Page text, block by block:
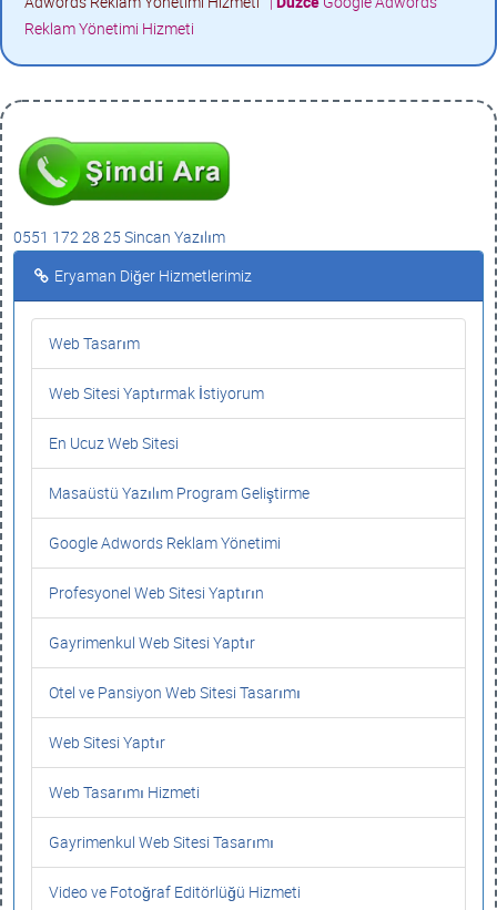
Reklam Yönetimi Hizmeti
0551 172 28 25 Sincan Yazılım
Eryaman Diğer Hizmetlerimiz
Web Tasarım
Web Sitesi Yaptırmak İstiyorum
En Ucuz Web Sitesi
Masaüstü Yazılım Program Geliştirme
Google Adwords Reklam Yönetimi
Profesyonel Web Sitesi Yaptırın
Gayrimenkul Web Sitesi Yaptır
Otel ve Pansiyon Web Sitesi Tasarımı
Web Sitesi Yaptır
Web Tasarımı Hizmeti
Gayrimenkul Web Sitesi Tasarımı
Video ve Fotoğraf Editörlüğü Hizmeti